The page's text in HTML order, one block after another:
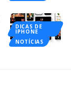
DICAS DE
IPHONE
NOTÍCIAS